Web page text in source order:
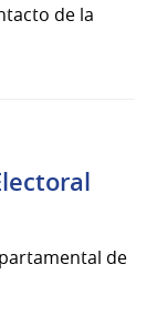
de la
de